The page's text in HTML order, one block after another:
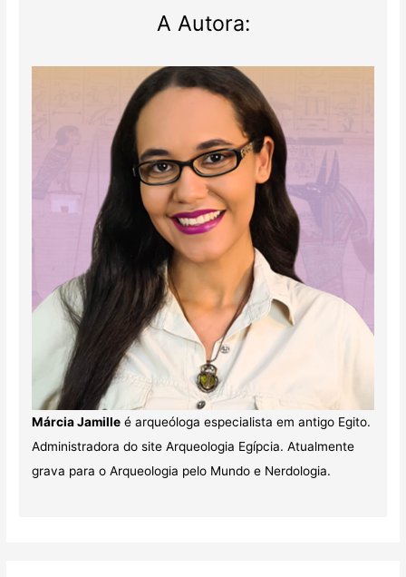
A Autora:
Márcia Jamilleé arqueóloga especialista em antigo Egito.
Administradora do site Arqueologia Egípcia. Atualmente
grava para o Arqueologia pelo Mundo e Nerdologia.